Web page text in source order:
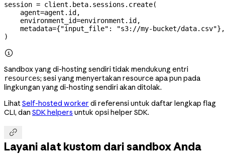
session = client.beta.sessions.create(
    agent
=agent.id,
    environment_id
=environment.id,
    metadata
={"input_file" : "s3://my-bucket/data.csv"},
)

Sandbox yang di-hosting sendiri tidak mendukung entri
resources; sesi yang menyertakan resource apa pun pada
lingkungan yang di-hosting sendiri akan ditolak.
LihatSelf-hosted worker di referensi untuk daftar lengkap flag
CLI, dan SDK helpers untuk opsi helper SDK.

Layani alat kustom dari sandbox Anda